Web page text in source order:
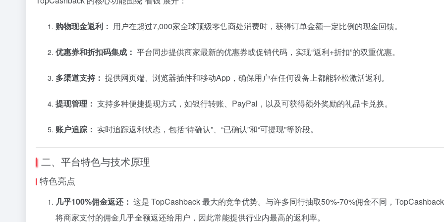
购物现金返利： 用户在超过7,000家全球顶级零售商处消费时，获得订单金额一定比例的现金回馈。
优惠券和折扣码集成： 平台同步提供商家最新的优惠券或促销代码，实现“返利+折扣”的双重优惠。
多渠道支持： 提供网页端、浏览器插件和移动App，确保用户在任何设备上都能轻松激活返利。
提现管理： 支持多种便捷提现方式，如银行转账、PayPal，以及可获得额外奖励的礼品卡兑换。
账户追踪： 实时追踪返利状态，包括“待确认”、“已确认”和“可提现”等阶段。
二、平台特色与技术原理
特色亮点
几乎100%佣金返还： 这是 TopCashback 最大的竞争优势。与许多同行抽取50%-70%佣金不同，
将商家支付的佣金几乎全额返还给用户，因此常能提供行业内最高的返利率。